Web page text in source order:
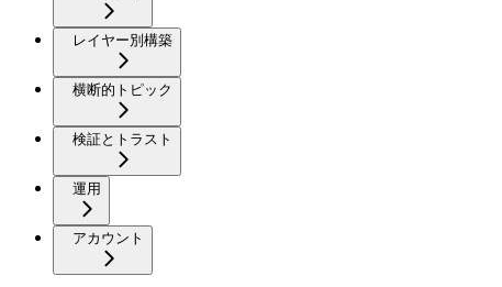
レイヤー別構築
横断的トピック
検証とトラスト
運用
アカウント